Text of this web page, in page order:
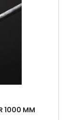
1000 MM